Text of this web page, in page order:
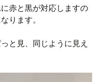
赤と黒が対応しますの
ります。
と見、同じように見え